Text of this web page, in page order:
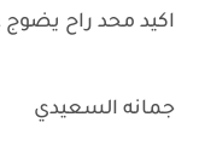
اكيد محد راح يضوج
جمانه السعيدي